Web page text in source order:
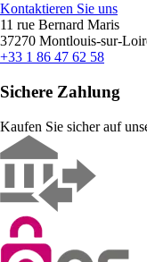
Kontaktieren Sie uns
11 rue Bernard Maris
37270 Montlouis-sur-
+33 1 86 47 62 58
Sichere Zahlung
Kaufen Sie sicher auf